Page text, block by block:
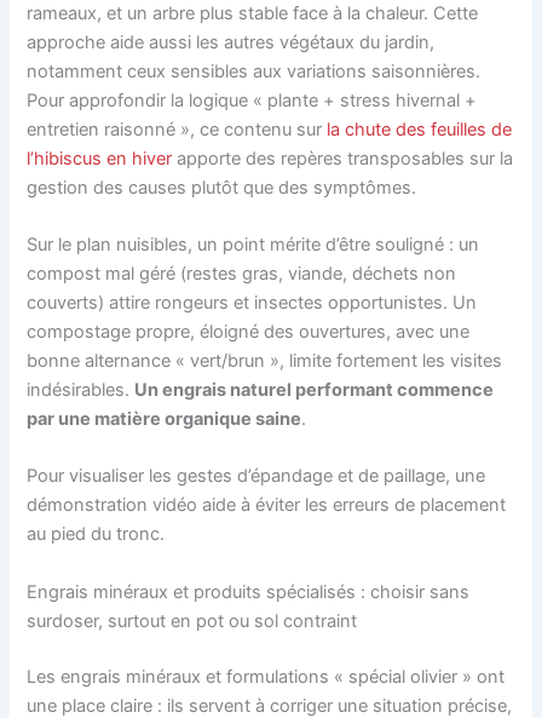
rameaux, et un arbre plus stable face à la chaleur. Cette
approche aide aussi les autres végétaux du jardin,
notamment ceux sensibles aux variations saisonnières.
Pour approfondir la logique « plante + stress hivernal +
entretien raisonné », ce contenu sur la chute des feuilles de
l’hibiscus en hiver apporte des repères transposables sur la
gestion des causes plutôt que des symptômes.
Sur le plan nuisibles, un point mérite d’être souligné : un
compost mal géré (restes gras, viande, déchets non
couverts) attire rongeurs et insectes opportunistes. Un
compostage propre, éloigné des ouvertures, avec une
bonne alternance « vert/brun », limite fortement les visites
indésirables. Un engrais naturel performant commence
par une matière organique saine.
Pour visualiser les gestes d’épandage et de paillage, une
démonstration vidéo aide à éviter les erreurs de placement
au pied du tronc.
Engrais minéraux et produits spécialisés : choisir sans
surdoser, surtout en pot ou sol contraint
Les engrais minéraux et formulations « spécial olivier » ont
une place claire : ils servent à corriger une situation précise,